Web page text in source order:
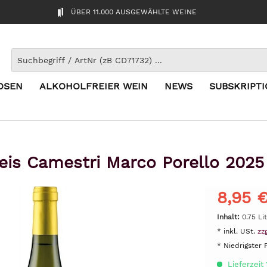
ÜBER 11.000 AUSGEWÄHLTE WEINE
ALKOHOLFREIER WEIN NEWS
Camestri Marco Porello 2025
8,95
Inhalt: 0.75
* inkl. USt.
* Niedrigster
Lieferzeit